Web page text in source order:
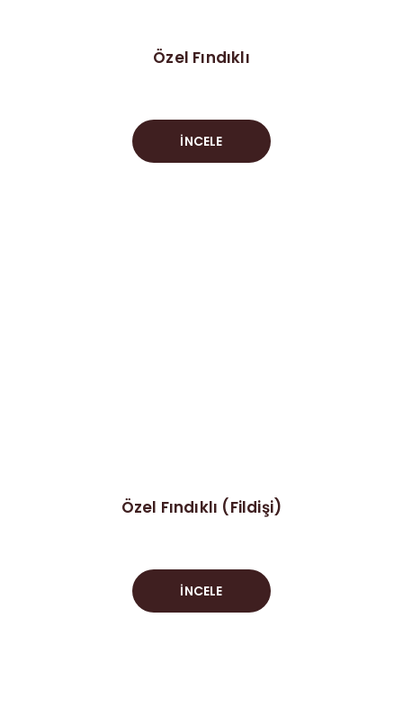
Özel Fındıklı
İNCELE
Özel Fındıklı (Fildişi)
İNCELE